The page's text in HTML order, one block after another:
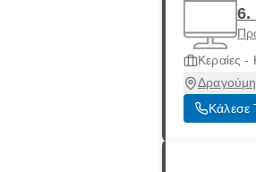
6.
Κεραίες -